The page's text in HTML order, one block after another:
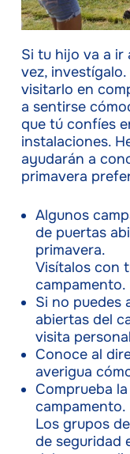
Si tu hijo va a ir
vez,
visitarlo en
a sentirse
que tú confíes
instalaciones.
ayudarán a
primavera
Algunos
de puertas
primavera.
Visítalos con
campamento.
Si no puedes
abiertas del
visita
Conoce al
averigua
Comprueba
campamento.
Los grupos
de seguridad